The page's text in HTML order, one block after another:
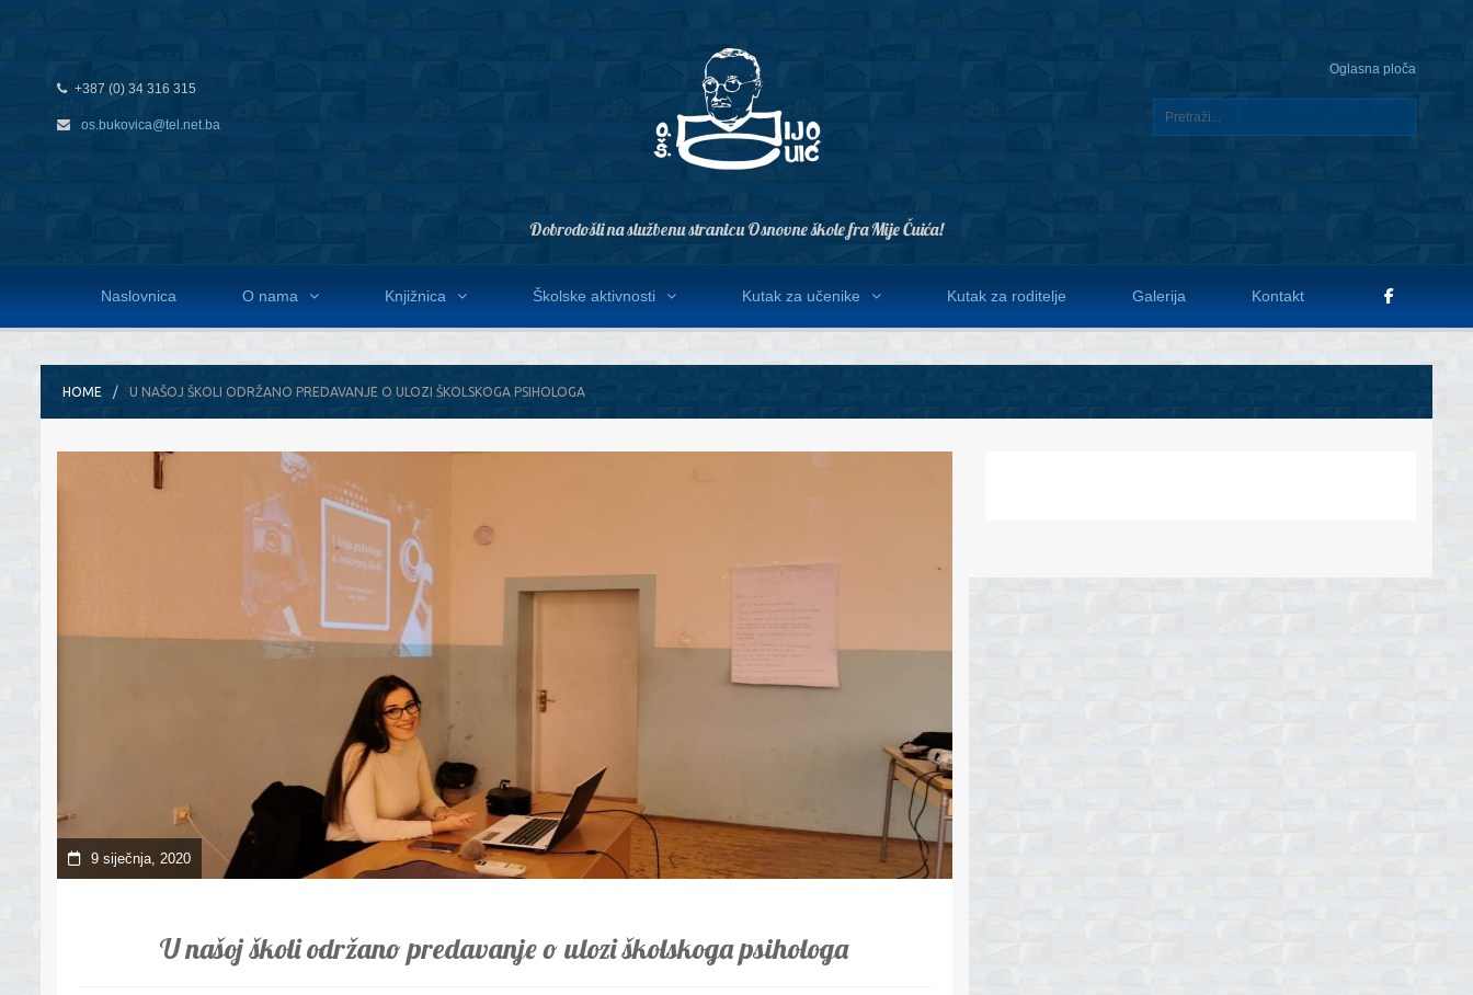
+387 (0) 34 316 315
os.bukovica@tel.net.ba
Oglasna ploča
Dobrodošli na službenu stranicu Osnovne škole fra Mije Čuića!
Naslovnica O nama Knjižnica Školske aktivnosti Kutak za učenike Kutak za roditelje Galerija Kontakt
HOME U NAŠOJ ŠKOLI ODRŽANO PREDAVANJE O ULOZI ŠKOLSKOGA PSIHOLOGA
9 siječnja, 2020
U našoj školi održano predavanje o ulozi školskoga psihologa